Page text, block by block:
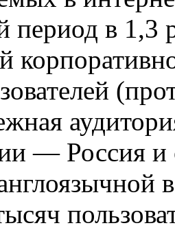
период в 1,3
— Россия и